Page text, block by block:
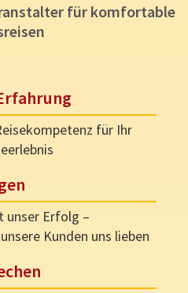
für komfortable
für Ihr
unser Erfolg –
Kunden uns lieben